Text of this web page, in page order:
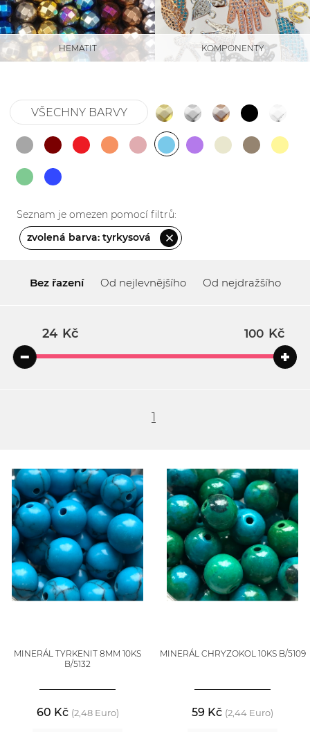
HEMATIT KOMPONENTY
VŠECHNY BARVY
Seznam je omezen pomocí filtrů:
zvolená barva: tyrkysová
Bez řazení Od nejlevnějšího Od nejdražšího
Kč Kč
1
MINERÁL TYRKENIT 8MM 10KS
B/5132
60 Kč (2,48 Euro)
MINERÁL CHRYZOKOL 10KS B/5109
59 Kč (2,44 Euro)